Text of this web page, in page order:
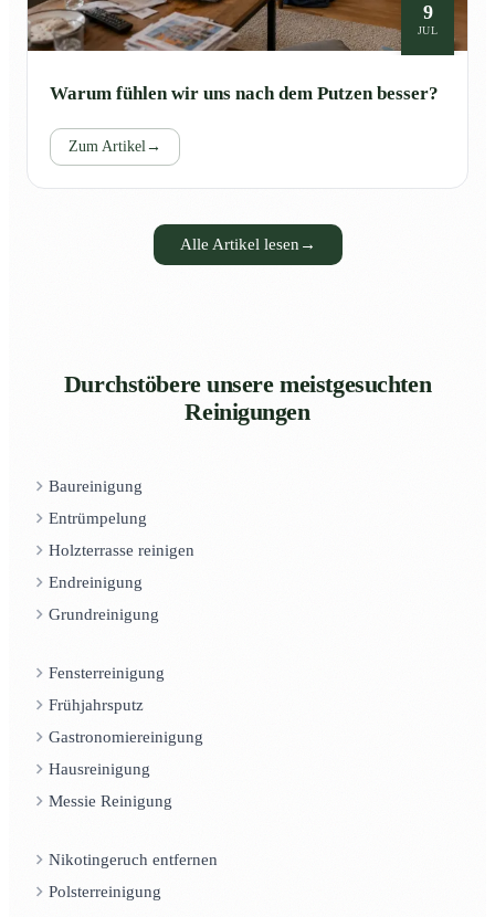
9
JUL
Warum fühlen wir uns nach dem Putzen besser?
Zum Artikel →
Alle Artikel lesen →
Durchstöbere unsere meistgesuchten
Reinigungen
Baureinigung
Entrümpelung
Holzterrasse reinigen
Endreinigung
Grundreinigung
Fensterreinigung
Frühjahrsputz
Gastronomiereinigung
Hausreinigung
Messie Reinigung
Nikotingeruch entfernen
Polsterreinigung